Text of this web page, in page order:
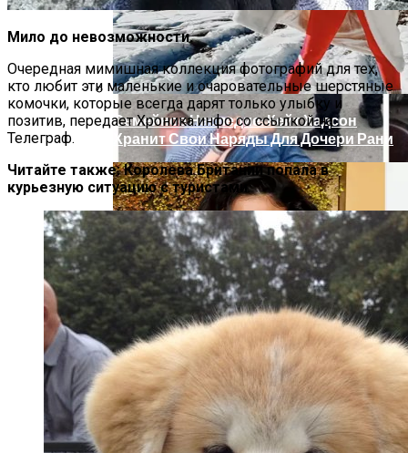
В Киеве У Копа, Подозреваемого В
Наркоторговле, Нашли Пистолет
Януковича
Семейное Наследие: Кейт Хадсон
Хранит Свои Наряды Для Дочери Рани
Мило до невозможности.
Очередная мимишная коллекция фотографий для тех,
кто любит эти маленькие и очаровательные шерстяные
комочки, которые всегда дарят только улыбку и
позитив, передает Хроника.инфо со ссылкой на
Телеграф.
Читайте также:Королева Британии попала в
курьезную ситуацию с туристами